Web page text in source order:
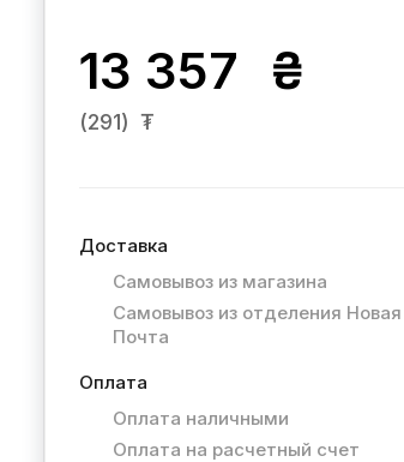
13 357 ₴
(291) ₮
Доставка
Самовывоз из магазина
Самовывоз из отделения Новая
Почта
Оплата
Оплата наличными
Оплата на расчетный счет